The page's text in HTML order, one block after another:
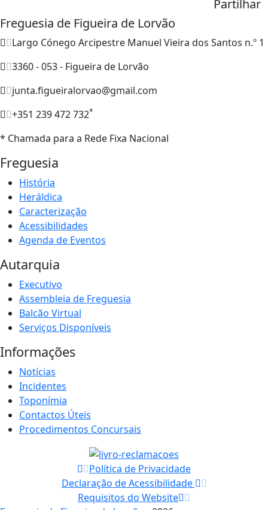
Partilhar
Freguesia de Figueira de Lorvão
Largo Cónego Arcipestre Manuel Vieira dos Santos n.º 1
3360 - 053 - Figueira de Lorvão
junta.figueiralorvao@gmail.com
+351 239 472 732*
* Chamada para a Rede Fixa Nacional
Freguesia
História
Heráldica
Caracterização
Acessibilidades
Agenda de Eventos
Autarquia
Executivo
Assembleia de Freguesia
Balcão Virtual
Serviços Disponíveis
Informações
Notícias
Incidentes
Toponímia
Contactos Úteis
Procedimentos Concursais
Política de Privacidade
Declaração de Acessibilidade
Requisitos do Website